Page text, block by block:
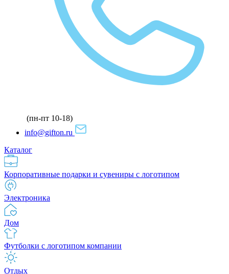
(пн-пт 10-18)
info@gifton.ru
Каталог
Корпоративные подарки и сувениры с логотипом
Электроника
Дом
Футболки с логотипом компании
Отдых